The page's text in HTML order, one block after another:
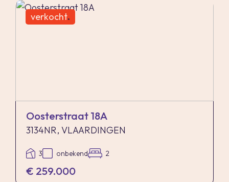
verkocht.
Oosterstraat 18A
3134NR, VLAARDINGEN
3 onbekend 2
€ 259.000